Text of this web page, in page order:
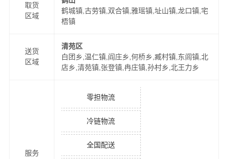
取货
区域
鹤城镇,古劳镇,双合镇,雅瑶镇,址山镇,龙口镇,宅
梧镇
送货
区域
清苑区
白团乡,温仁镇,阎庄乡,何桥乡,臧村镇,东闾镇,北
店乡,清苑镇,张登镇,冉庄镇,孙村乡,北王力乡
服务
零担物流
冷链物流
全国配送